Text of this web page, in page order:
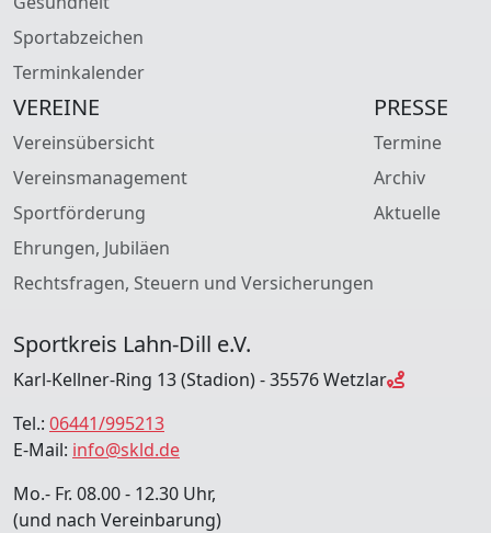
Sportabzeichen
Terminkalender
VEREINE
Vereinsübersicht
Vereinsmanagement
Sportförderung
Ehrungen, Jubiläen
Rechtsfragen, Steuern und Versicherungen
PRESSE
Termine
Archiv
Aktuelle
Sportkreis Lahn-Dill e.V.
Karl-Kellner-Ring 13 (Stadion) - 35576 Wetzlar
Tel.: 06441/995213
E-Mail: info@skld.de
Mo.- Fr. 08.00 - 12.30 Uhr,
(und nach Vereinbarung)